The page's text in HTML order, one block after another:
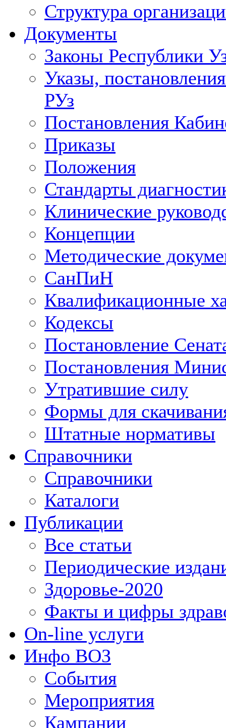
Структура
Документы
Законы Республики
Указы,
РУз
Постановления
Приказы
Положения
Стандарты
Клинические
Концепции
Методические
СанПиН
Квалификационные
Кодексы
Постановление
Постановления
Утратившие силу
Формы для
Штатные нормативы
Справочники
Справочники
Каталоги
Публикации
Все статьи
Периодические
Здоровье-2020
Факты и цифры
On-line услуги
Инфо ВОЗ
События
Мероприятия
Кампании